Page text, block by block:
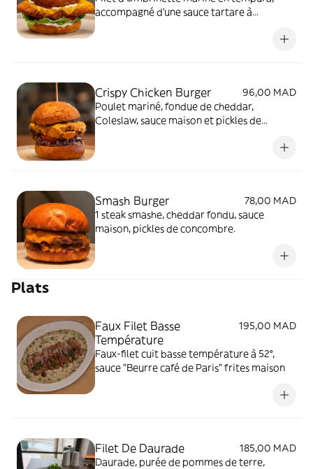
accompagné d'une sauce tartare à
Crispy Chicken Burger
96,00 MAD
Poulet mariné, fondue de cheddar,
Coleslaw, sauce maison et pickles de
Smash Burger
78,00 MAD
1 steak smashe, cheddar fondu, sauce
maison, pickles de concombre.
Plats
Faux Filet Basse
Température
195,00 MAD
Faux-filet cuit basse température à 52°,
sauce "Beurre café de Paris" frites maison
Filet De Daurade
185,00 MAD
Daurade, purée de pommes de terre,